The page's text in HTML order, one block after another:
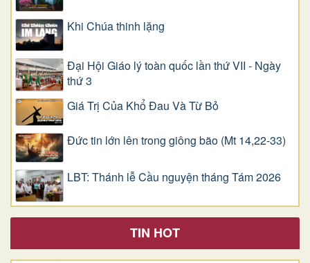
Khi Chúa thinh lặng
Đại Hội Giáo lý toàn quốc lần thứ VII - Ngày
thứ 3
Giá Trị Của Khổ Ðau Và Từ Bỏ
Đức tin lớn lên trong giông bão (Mt 14,22-33)
LBT: Thánh lễ Cầu nguyện tháng Tám 2026
TIN HOT